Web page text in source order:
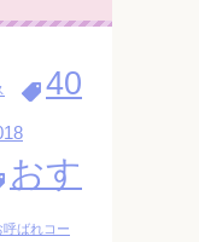
40
おす
呼ばれコー